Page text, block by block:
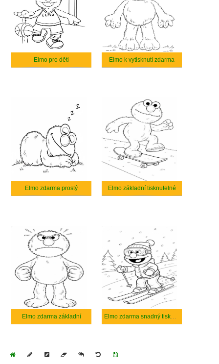
Elmo pro děti Elmo k vytisknutí zdarma
Elmo zdarma prostý Elmo základní tisknutelné
Elmo zdarma základní Elmo zdarma snadný tisknutelné